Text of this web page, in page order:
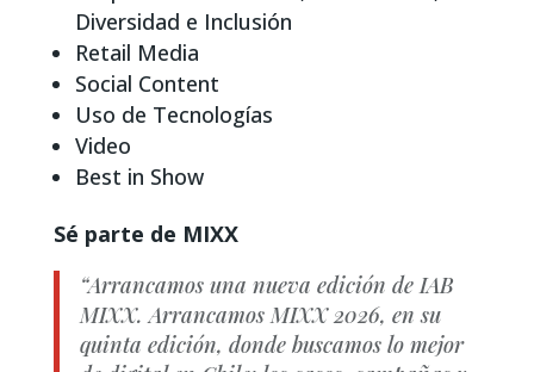
Diversidad e Inclusión
Retail Media
Social Content
Uso de Tecnologías
Video
Best in Show
Sé parte de MIXX
“Arrancamos una nueva edición de IAB
MIXX. Arrancamos MIXX 2026, en su
quinta edición, donde buscamos lo mejor